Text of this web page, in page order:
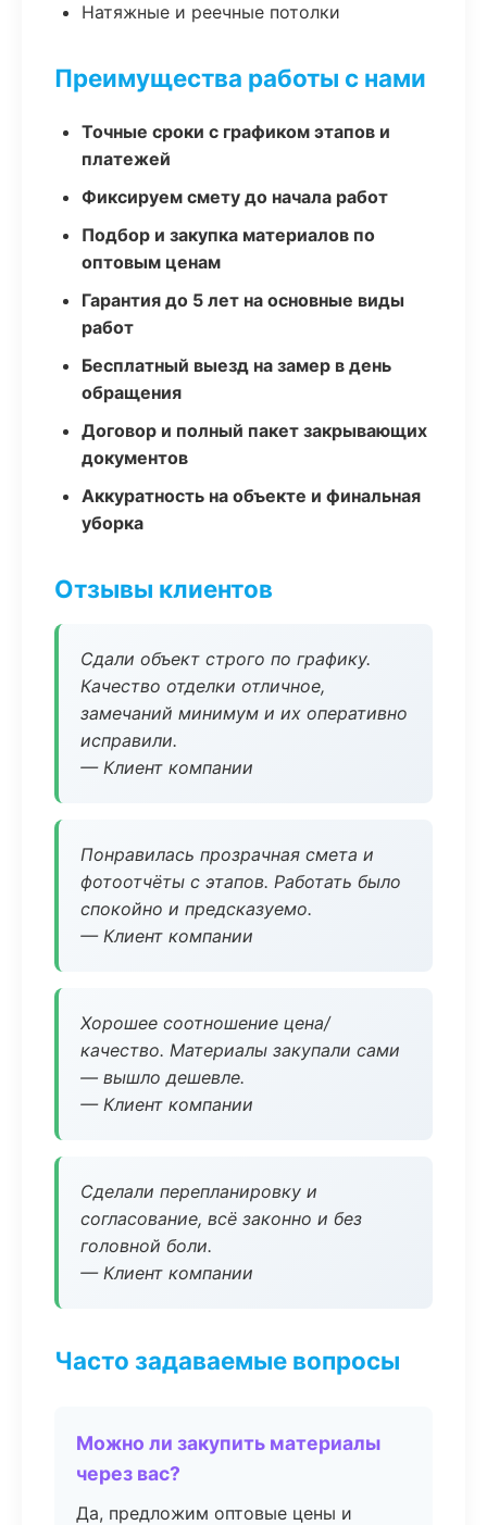
Натяжные и реечные потолки
Преимущества работы с нами
Точные сроки с графиком этапов и
платежей
Фиксируем смету до начала работ
Подбор и закупка материалов по
оптовым ценам
Гарантия до 5 лет на основные виды
работ
Бесплатный выезд на замер в день
обращения
Договор и полный пакет закрывающих
документов
Аккуратность на объекте и финальная
уборка
Отзывы клиентов
Сдали объект строго по графику.
Качество отделки отличное,
замечаний минимум и их оперативно
исправили.
— Клиент компании
Понравилась прозрачная смета и
фотоотчёты с этапов. Работать было
спокойно и предсказуемо.
— Клиент компании
Хорошее соотношение цена/
качество. Материалы закупали сами
— вышло дешевле.
— Клиент компании
Сделали перепланировку и
согласование, всё законно и без
головной боли.
— Клиент компании
Часто задаваемые вопросы
Можно ли закупить материалы
через вас?
Да, предложим оптовые цены и